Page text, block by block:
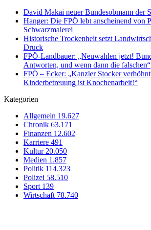
David Makai neuer Bundesobmann der
Hanger: Die FPÖ lebt anscheinend von
Schwarzmalerei
Historische Trockenheit setzt
Druck
FPÖ-Landbauer: „Neuwahlen jetzt!
Antworten, und wenn dann die falschen“
FPÖ – Ecker: „Kanzler Stocker
Kinderbetreuung ist Knochenarbeit!“
Kategorien
Allgemein 19.627
Chronik 63.171
Finanzen 12.602
Karriere 491
Kultur 20.050
Medien 1.857
Politik 114.323
Polizei 58.510
Sport 139
Wirtschaft 78.740